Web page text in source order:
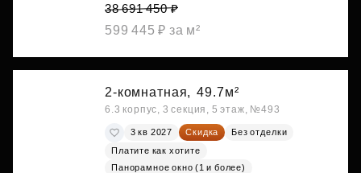
38 691 450 ₽
599 445 ₽ за м²
2-комнатная, 49.7м²
6.3 корпус, 3 секция, 5 этаж, №493
3 кв 2027 Скидка
Без отделки
Платите как хотите
Панорамное окно (1 и более)